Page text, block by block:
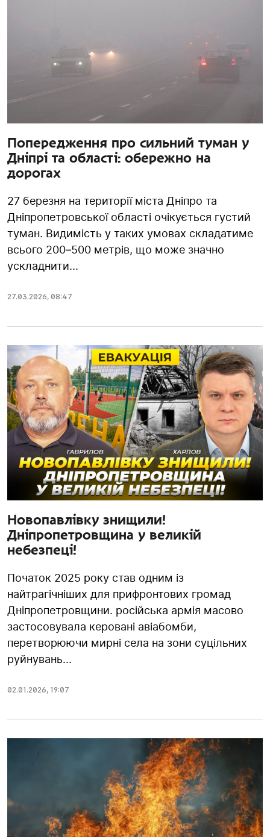
Попередження про сильний туман у
Дніпрі та області: обережно на
дорогах
27 березня на території міста Дніпро та
Дніпропетровської області очікується густий
туман. Видимість у таких умовах складатиме
всього 200–500 метрів, що може значно
ускладнити...
27.03.2026, 08:47
Новопавлівку знищили!
Дніпропетровщина у великій
небезпеці!
Початок 2025 року став одним із
найтрагічніших для прифронтових громад
Дніпропетровщини. російська армія масово
застосовувала керовані авіабомби,
перетворюючи мирні села на зони суцільних
руйнувань...
02.01.2026, 19:07